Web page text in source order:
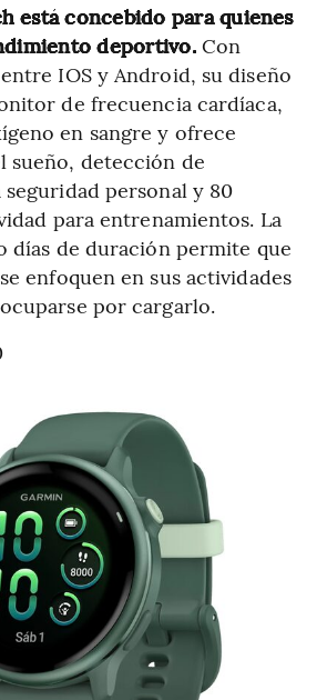
está concebido para quienes
deportivo.Con
IOS y Android, su diseño
de frecuencia cardíaca,
en sangre y ofrece
sueño, detección de
personal y 80
para entrenamientos. La
días de duración permite que
enfoquen en sus actividades
por cargarlo.